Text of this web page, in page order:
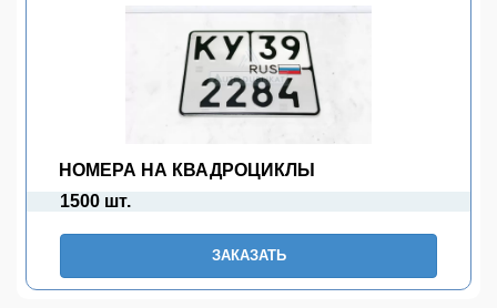
НОМЕРА НА КВАДРОЦИКЛЫ
1500 шт.
ЗАКАЗАТЬ